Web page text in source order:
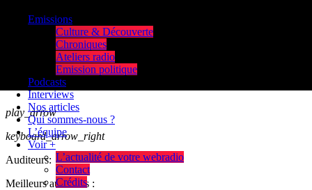
play_arrow
keyboard_arrow_right
Auditeurs:
Meilleurs auditeurs :
Emissions
Culture & Découverte
Chroniques
Ateliers radio
Emission politique
Podcasts
Interviews
Nos articles
Qui sommes-nous ?
L’équipe
Voir +
L’actualité de votre webradio
Contact
Crédits